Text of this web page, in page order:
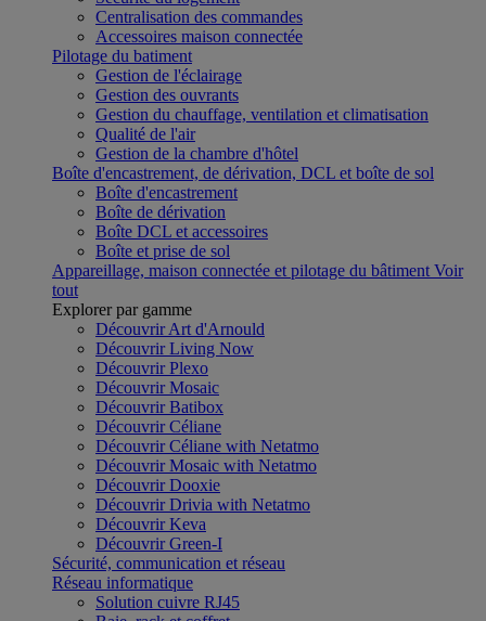
Centralisation des commandes
Accessoires maison connectée
Pilotage du batiment
Gestion de l'éclairage
Gestion des ouvrants
Gestion du chauffage, ventilation et climatisation
Qualité de l'air
Gestion de la chambre d'hôtel
Boîte d'encastrement, de dérivation, DCL et boîte de sol
Boîte d'encastrement
Boîte de dérivation
Boîte DCL et accessoires
Boîte et prise de sol
Appareillage, maison connectée et pilotage du bâtiment Voir
tout
Explorer par gamme
Découvrir Art d'Arnould
Découvrir Living Now
Découvrir Plexo
Découvrir Mosaic
Découvrir Batibox
Découvrir Céliane
Découvrir Céliane with Netatmo
Découvrir Mosaic with Netatmo
Découvrir Dooxie
Découvrir Drivia with Netatmo
Découvrir Keva
Découvrir Green-I
Sécurité, communication et réseau
Réseau informatique
Solution cuivre RJ45